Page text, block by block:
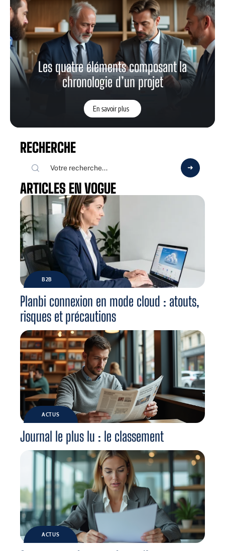
Les quatre éléments composant la
chronologie d’un projet
En savoir plus
RECHERCHE
ARTICLES EN VOGUE
B2B
Planbi connexion en mode cloud : atouts,
risques et précautions
ACTUS
Journal le plus lu : le classement
ACTUS